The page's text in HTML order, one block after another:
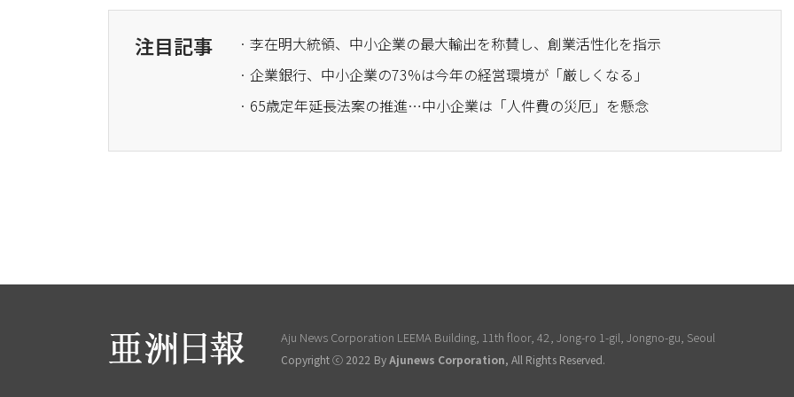
注目記事
· 李在明大統領、中小企業の最大輸出を称賛し、創業活性化を指示
· 企業銀行、中小企業の73%は今年の経営環境が「厳しくなる」
· 65歳定年延長法案の推進…中小企業は「人件費の災厄」を懸念
Aju News Corporation LEEMA Building, 11th floor, 42, Jong-ro 1-gil, Jongno-gu, Seoul
Copyright ⓒ 2022 ByAjunews Corporation, All Rights Reserved.